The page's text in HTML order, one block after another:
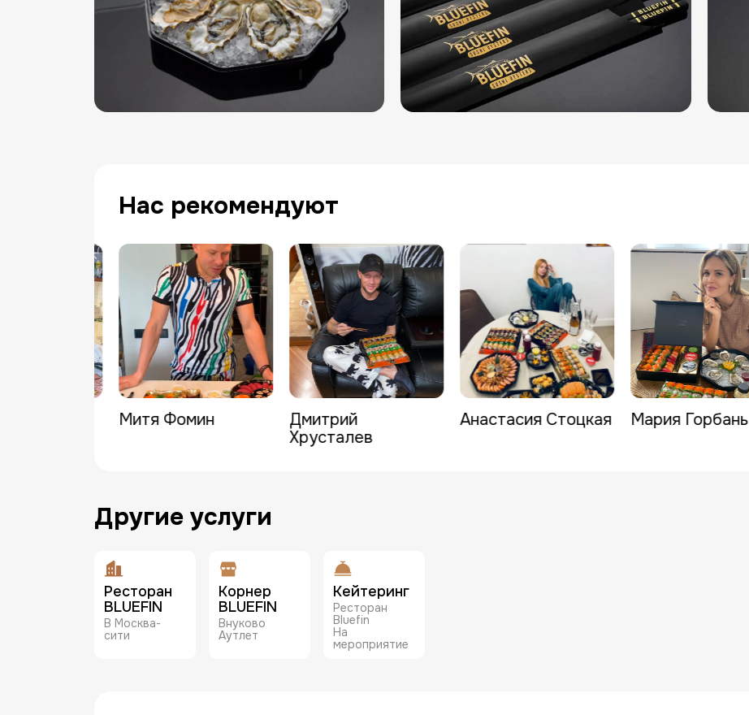
Нас рекомендуют
Митя Фомин
Дмитрий
Хрусталев
Анастасия Стоцкая Мария Горбань
Другие услуги
Ресторан
BLUEFIN
В Москва-
сити
Корнер
BLUEFIN
Внуково
Аутлет
Кейтеринг
Ресторан
Bluefin
На
мероприятие